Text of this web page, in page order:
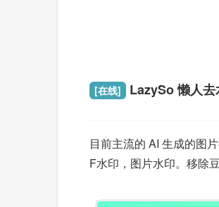
[在线] LazySo 懒人
目前主流的 AI 生成的图
F水印，图片水印。移除